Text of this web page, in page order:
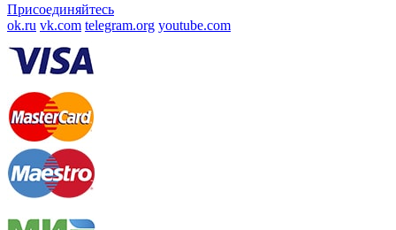
Присоединяйтесь
ok.ru vk.com telegram.org youtube.com